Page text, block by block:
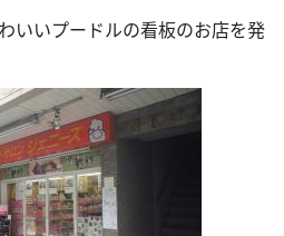
いいプードルの看板のお店を発